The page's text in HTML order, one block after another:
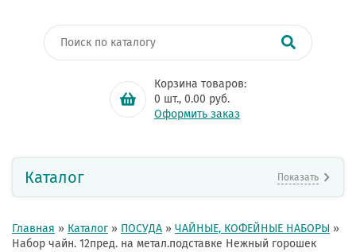
Корзина товаров:
0 шт., 0.00 руб.
Оформить заказ
Каталог Показать
Главная » Каталог » ПОСУДА » ЧАЙНЫЕ, КОФЕЙНЫЕ НАБОРЫ »
Набор чайн. 12пред. на метал.подставке Нежный горошек